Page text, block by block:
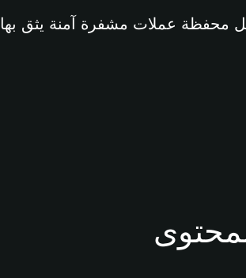
عملات مشفرة آمنة يثق بها 40 مليون مستخدم